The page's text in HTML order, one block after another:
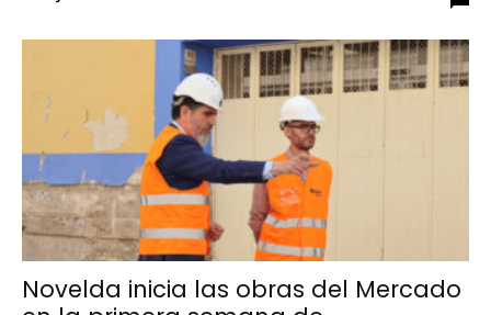
Novelda inicia las obras del Mercado